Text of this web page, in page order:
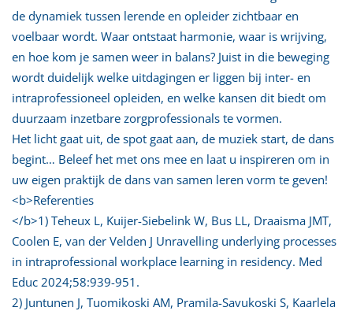
de dynamiek tussen lerende en opleider zichtbaar en
voelbaar wordt. Waar ontstaat harmonie, waar is wrijving,
en hoe kom je samen weer in balans? Juist in die beweging
wordt duidelijk welke uitdagingen er liggen bij inter- en
intraprofessioneel opleiden, en welke kansen dit biedt om
duurzaam inzetbare zorgprofessionals te vormen.
Het licht gaat uit, de spot gaat aan, de muziek start, de dans
begint… Beleef het met ons mee en laat u inspireren om in
uw eigen praktijk de dans van samen leren vorm te geven!
<b>Referenties
</b>1) Teheux L, Kuijer-Siebelink W, Bus LL, Draaisma JMT,
Coolen E, van der Velden J Unravelling underlying processes
in intraprofessional workplace learning in residency. Med
Educ 2024;58:939-951.
2) Juntunen J, Tuomikoski AM, Pramila-Savukoski S, Kaarlela